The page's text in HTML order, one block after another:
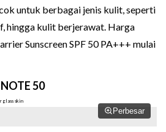
untuk berbagai jenis kulit, seperti
hingga kulit berjerawat. Harga
Sunscreen SPF 50 PA+++ mulai
50
Perbesar